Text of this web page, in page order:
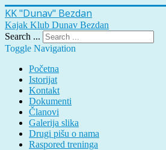
KK "Dunav" Bezdan
Kajak Klub Dunav Bezdan
Search ...
Toggle Navigation
Početna
Istorijat
Kontakt
Dokumenti
Članovi
Galerija slika
Drugi pišu o nama
Raspored treninga